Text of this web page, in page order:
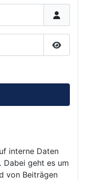
interne Daten
geht es um
von Beiträgen